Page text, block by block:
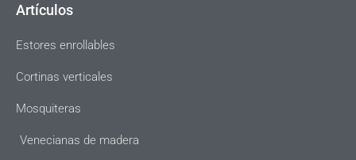
Artículos
Estores enrollables
Cortinas verticales
Mosquiteras
Venecianas de madera